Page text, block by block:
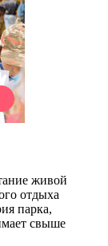
живой
отдыха
парка,
свыше